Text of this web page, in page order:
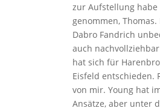
zur Aufstellung
genommen,
Dabro Fandrich
auch
hat sich für
Eisfeld entschieden.
von mir. Young hat
Ansätze, aber unter